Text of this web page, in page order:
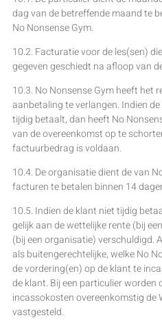
dag van de betreffende maand te
No Nonsense Gym.
10.2. Facturatie voor de les(sen)
gegeven geschiedt na afloop van
10.3. No Nonsense Gym heeft het
aanbetaling te verlangen. Indien
tijdig betaalt, dan heeft No
van de overeenkomst op te
factuurbedrag is voldaan.
10.4. De organisatie dient de van
facturen te betalen binnen 14
10.5. Indien de klant niet tijdig
gelijk aan de wettelijke rente (bij
(bij een organisatie) verschuldigd.
als buitengerechtelijke, welke No
de vordering(en) op de klant te
de klant. Bij een particulier worden
incassokosten overeenkomstig de
vastgesteld.